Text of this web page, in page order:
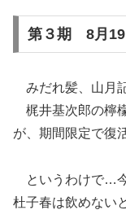
第３期 8月19
みだれ髪、山月
梶井基次郎の檸
が、期間限定で復
というわけで…今
杜子春は飲めない